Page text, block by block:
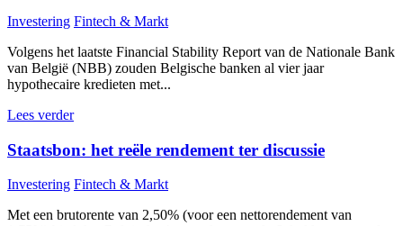
Investering Fintech & Markt
Volgens het laatste Financial Stability Report van de Nationale Bank
van België (NBB) zouden Belgische banken al vier jaar
hypothecaire kredieten met...
Lees verder
Staatsbon: het reële rendement ter discussie
Investering Fintech & Markt
Met een brutorente van 2,50% (voor een nettorendement van